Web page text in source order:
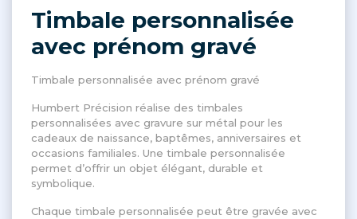
Timbale personnalisée
avec prénom gravé
Timbale personnalisée avec prénom gravé
Humbert Précision réalise des timbales
personnalisées avec gravure sur métal pour les
cadeaux de naissance, baptêmes, anniversaires et
occasions familiales. Une timbale personnalisée
permet d’offrir un objet élégant, durable et
symbolique.
Chaque timbale personnalisée peut être gravée avec